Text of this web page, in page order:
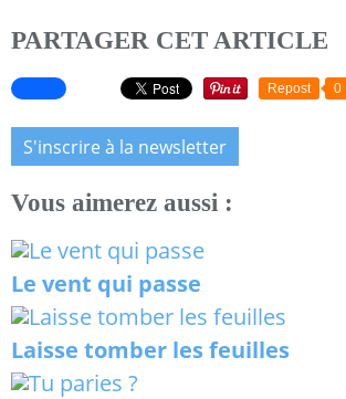
PARTAGER CET ARTICLE
Repost 0
S'inscrire à la newsletter
Vous aimerez aussi :
Le vent qui passe
Laisse tomber les feuilles